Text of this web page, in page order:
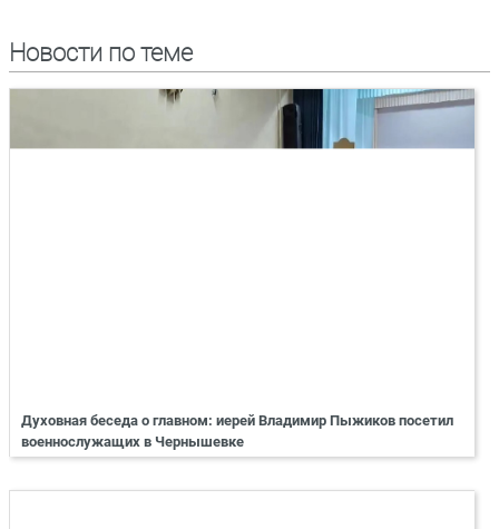
Новости по теме
Духовная беседа о главном: иерей Владимир Пыжиков посетил
военнослужащих в Чернышевке